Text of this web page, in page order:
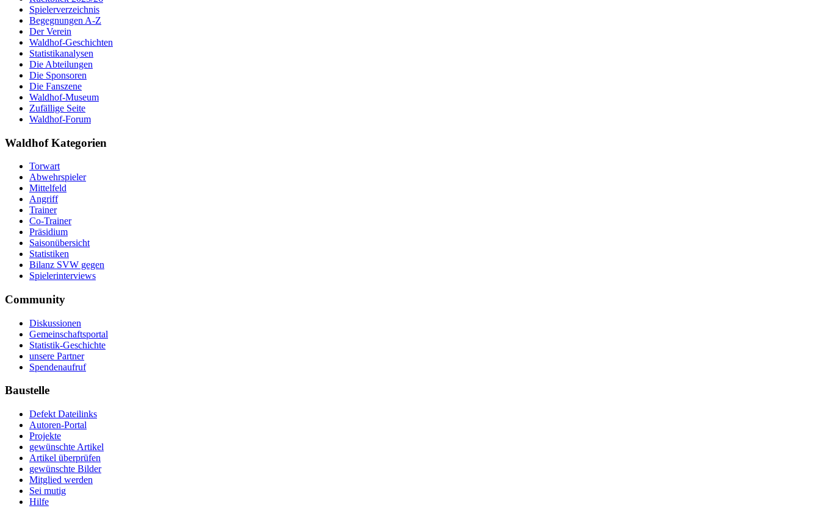
Spielerverzeichnis
Begegnungen A-Z
Der Verein
Waldhof-Geschichten
Statistikanalysen
Die Abteilungen
Die Sponsoren
Die Fanszene
Waldhof-Museum
Zufällige Seite
Waldhof-Forum
Waldhof Kategorien
Torwart
Abwehrspieler
Mittelfeld
Angriff
Trainer
Co-Trainer
Präsidium
Saisonübersicht
Statistiken
Bilanz SVW gegen
Spielerinterviews
Community
Diskussionen
Gemeinschaftsportal
Statistik-Geschichte
unsere Partner
Spendenaufruf
Baustelle
Defekt Dateilinks
Autoren-Portal
Projekte
gewünschte Artikel
Artikel überprüfen
gewünschte Bilder
Mitglied werden
Sei mutig
Hilfe